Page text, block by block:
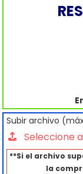
Subir archivo
Seleccione
**Si el archivo
la